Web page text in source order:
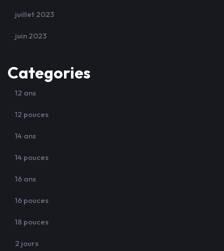
juillet 2023
juin 2023
Categories
12 ans
12 pouces
14 ans
14 pouces
16 ans
16 pouces
18 pouces
2 jours